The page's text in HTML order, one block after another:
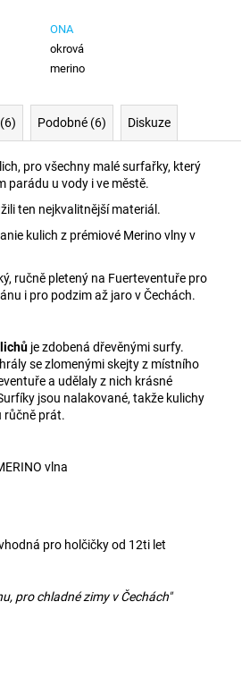
ONA
okrová
merino
Podobné (6) Diskuze
pro všechny malé surfařky, který
parádu u vody i ve městě.
ten nejkvalitnější materiál.
kulich z prémiové Merino vlny v
ručně pletený na Fuerteventuře pro
i pro podzim až jaro v Čechách.
je zdobená dřevěnými surfy.
se zlomenými skejty z místního
a udělaly z nich krásné
jsou nalakované, takže kulichy
růčně prát.
vlna
pro holčičky od 12ti let
pro chladné zimy v Čechách"